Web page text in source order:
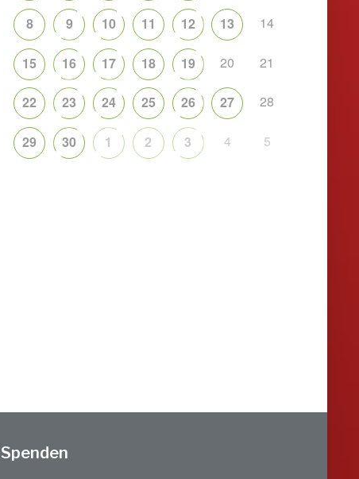
8 9 10 11 12 13 14
15 16 17 18 19 20 21
22 23 24 25 26 27 28
29 30 1 2 3 4 5
Spenden